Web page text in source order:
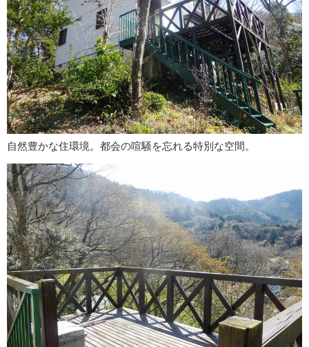
自然豊かな住環境。都会の喧騒を忘れる特別な空間。